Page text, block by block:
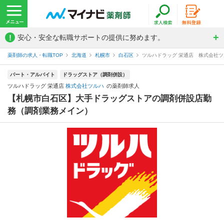
! 安心・安全な転職サポートの提供に努めます。
薬剤師の求人・転職TOP 北海道 札幌市 白石区 ツルハドラッグ 栄通店 株式会社
パート・アルバイト ドラッグストア（調剤併設）
ツルハドラッグ 栄通店 株式会社ツルハ の薬剤師求人
【札幌市白石区】大手ドラッグストアの調剤併設店勤
務（調剤業務メイン）